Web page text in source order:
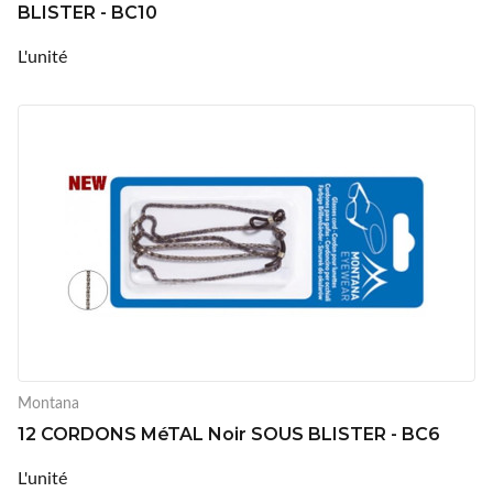
BLISTER - BC10
L'unité
Montana
12 CORDONS MéTAL Noir SOUS BLISTER - BC6
L'unité